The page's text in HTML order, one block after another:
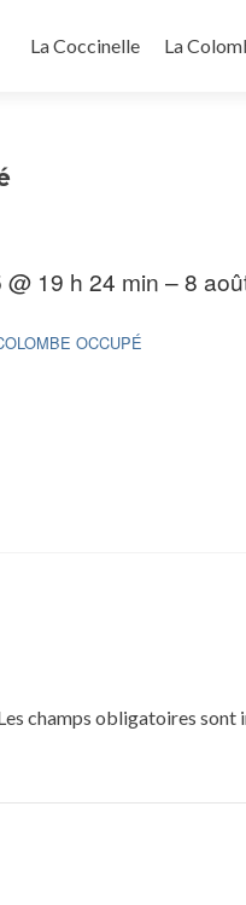
La Coccinelle La
19 h 24 min – 8
OCCUPÉ
champs obligatoires sont